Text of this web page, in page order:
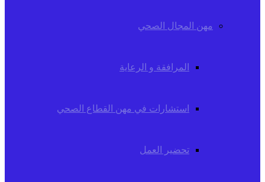
مهن المجال الصحي
المرافقة و الرعاية
استشارات في مهن القطاع الصحي
تحضير العمل